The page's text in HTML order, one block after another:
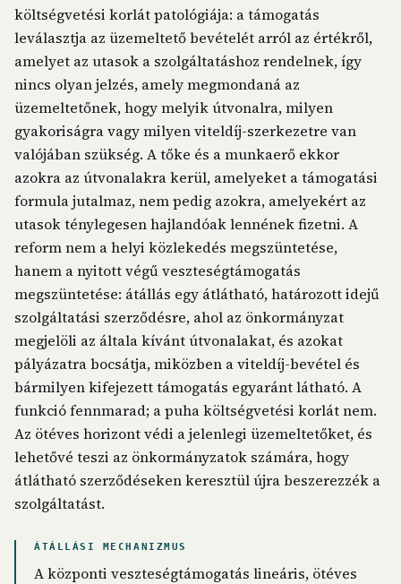
költségvetési korlát patológiája: a támogatás
leválasztja az üzemeltető bevételét arról az értékről,
amelyet az utasok a szolgáltatáshoz rendelnek, így
nincs olyan jelzés, amely megmondaná az
üzemeltetőnek, hogy melyik útvonalra, milyen
gyakoriságra vagy milyen viteldíj-szerkezetre van
valójában szükség. A tőke és a munkaerő ekkor
azokra az útvonalakra kerül, amelyeket a támogatási
formula jutalmaz, nem pedig azokra, amelyekért az
utasok ténylegesen hajlandóak lennének fizetni. A
reform nem a helyi közlekedés megszüntetése,
hanem a nyitott végű veszteségtámogatás
megszüntetése: átállás egy átlátható, határozott idejű
szolgáltatási szerződésre, ahol az önkormányzat
megjelöli az általa kívánt útvonalakat, és azokat
pályázatra bocsátja, miközben a viteldíj-bevétel és
bármilyen kifejezett támogatás egyaránt látható. A
funkció fennmarad; a puha költségvetési korlát nem.
Az ötéves horizont védi a jelenlegi üzemeltetőket, és
lehetővé teszi az önkormányzatok számára, hogy
átlátható szerződéseken keresztül újra beszerezzék a
szolgáltatást.
ÁTÁLLÁSI MECHANIZMUS
A központi veszteségtámogatás lineáris, ötéves